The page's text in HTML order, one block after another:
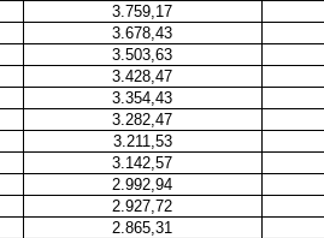
3.759,17
3.678,43
3.503,63
3.428,47
3.354,43
3.282,47
3.211,53
3.142,57
2.992,94
2.927,72
2.865,31